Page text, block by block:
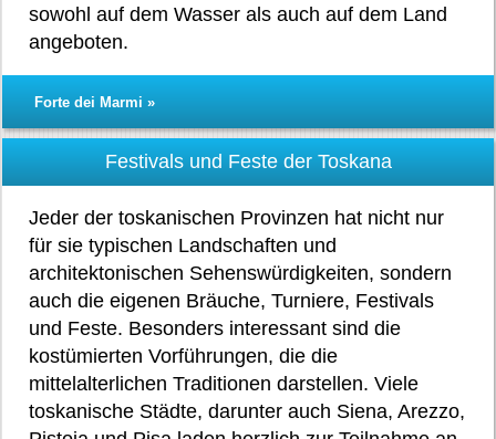
sowohl auf dem Wasser als auch auf dem Land
angeboten.
Forte dei Marmi »
Festivals und Feste der Toskana
Jeder der toskanischen Provinzen hat nicht nur
für sie typischen Landschaften und
architektonischen Sehenswürdigkeiten, sondern
auch die eigenen Bräuche, Turniere, Festivals
und Feste. Besonders interessant sind die
kostümierten Vorführungen, die die
mittelalterlichen Traditionen darstellen. Viele
toskanische Städte, darunter auch Siena, Arezzo,